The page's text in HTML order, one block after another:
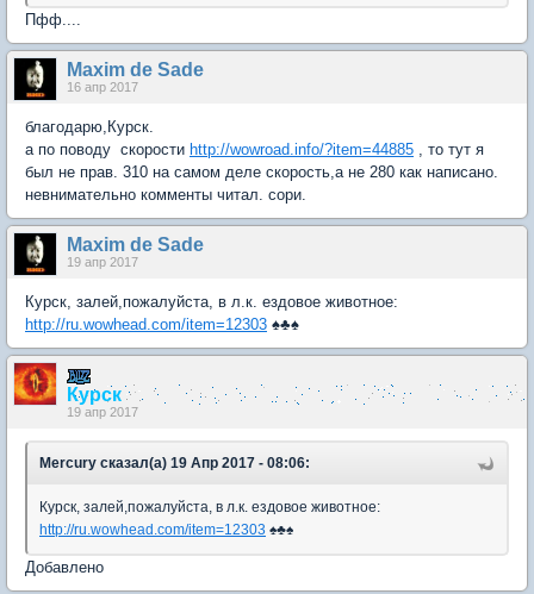
Пфф....
Maxim de Sade
16 апр 2017
благодарю,Курск.
а по поводу скорости http://wowroad.info/?item=44885 , то тут я
был не прав. 310 на самом деле скорость,а не 280 как написано.
невнимательно комменты читал. сори.
Maxim de Sade
19 апр 2017
Курск, залей,пожалуйста, в л.к. ездовое животное:
http://ru.wowhead.com/item=12303 ♠♣♠
Курск
19 апр 2017
Mercury сказал(а) 19 Апр 2017 - 08:06:
Курск, залей,пожалуйста, в л.к. ездовое животное:
http://ru.wowhead.com/item=12303 ♠♣♠
Добавлено